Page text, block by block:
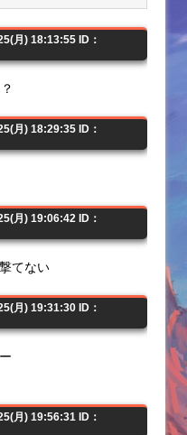
月) 18:13:55 ID：
月) 18:29:35 ID：
月) 19:06:42 ID：
てない
月) 19:31:30 ID：
月) 19:56:31 ID：